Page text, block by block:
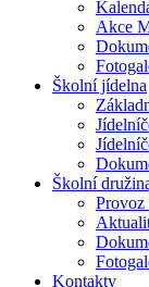
Akce
Školní jídelna
Školní
Kontakty